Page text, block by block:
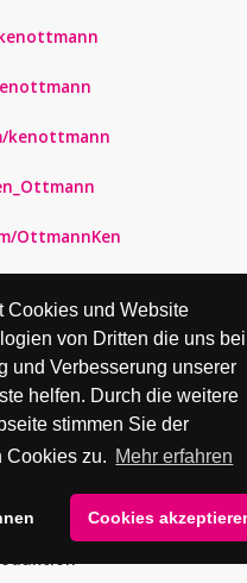
Cookies und Website
von Dritten die uns bei
und Verbesserung unserer
helfen. Durch die weitere
stimmen Sie der
Cookies zu. Mehr erfahren
Cookies
kenottmann
OttmannKen
kenottmann
kenottmann
OTTMANN |